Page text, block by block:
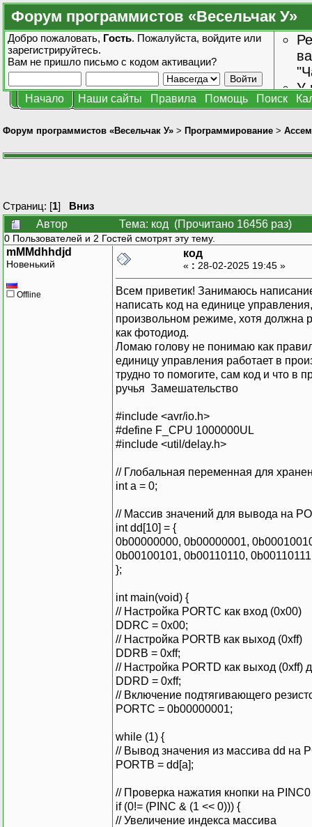
Форум программистов «Весельчак У»
Добро пожаловать, Гость. Пожалуйста, войдите или
зарегистрируйтесь.
Вам не пришло письмо с кодом активации?
У
Начало Наши сайты Правила Помощь Поиск
Форум программистов «Весельчак У» > Программирование >
Страниц: [1] Вниз
Автор
Тема: код (Прочитано 16456 раз)
0 Пользователей и 2 Гостей смотрят эту тему.
mMMdhhdjd
Новенький
Offline
код
« : 28-02-2025 19:45 »
Всем приветик! Занимаюсь
написать код на единице
произвольном режиме, хотя должна
как фотодиод.
Ломаю голову не понимаю как
единицу управления работает в
трудно то помогите, сам код и что в
ручья Замешательство
#include <avr/io.h>
#define F_CPU 1000000UL
#include <util/delay.h>
// Глобальная переменная для
int a = 0;
// Массив значений для вывода на
int dd[10] = {
0b00000000, 0b00000001,
0b00100101, 0b00110110,
};
int main(void) {
// Настройка PORTC как вход (0x00)
DDRC = 0x00;
// Настройка PORTB как выход (0xff)
DDRB = 0xff;
// Настройка PORTD как выход (0xff)
DDRD = 0xff;
// Включение подтягивающего
PORTC = 0b00000001;
while (1) {
// Вывод значения из массива dd на
PORTB = dd[a];
// Проверка нажатия кнопки на PINC0
if (0!= (PINC & (1 << 0))) {
// Увеличение индекса массива